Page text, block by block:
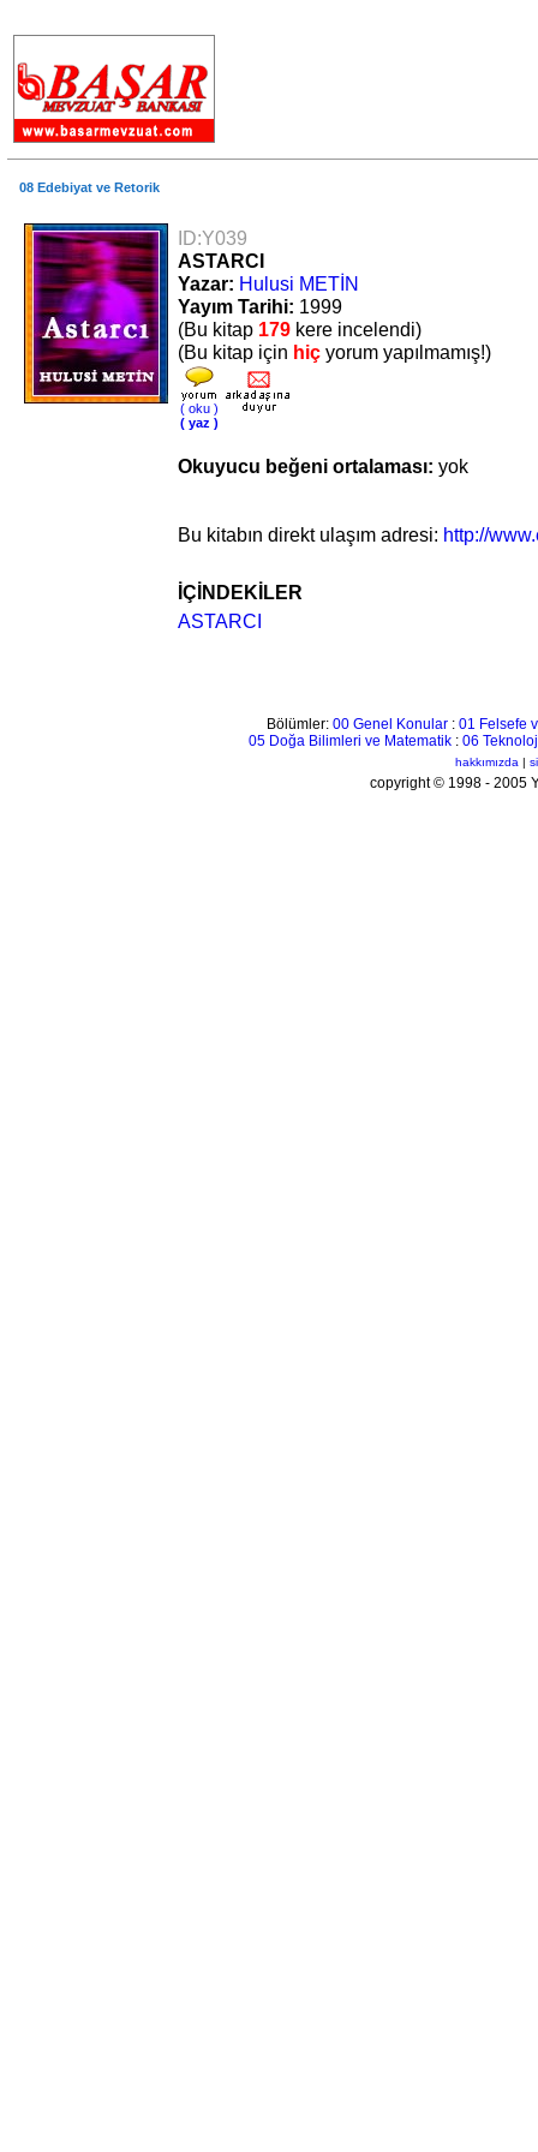
08 Edebiyat ve Retorik
ID:Y039
ASTARCI
Yazar: Hulusi METİN
Yayım Tarihi: 1999
(Bu kitap 179 kere incelendi)
(Bu kitap için hiç yorum yapılmamış!)
( oku )
( yaz )
Okuyucu beğeni ortalaması: yok
Bu kitabın direkt ulaşım adresi: http://
İÇİNDEKİLER
ASTARCI
Bölümler: 00 Genel Konular: 01 Felsefe
05 Doğa Bilimleri ve Matematik : 06
hakkımızda |
copyright © 1998 - 2005